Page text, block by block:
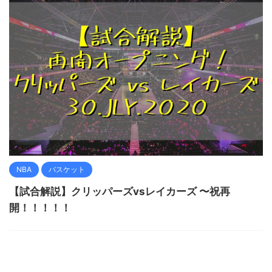
NBA バスケット
【試合解説】クリッパーズvsレイカーズ 〜祝再
開！！！！！